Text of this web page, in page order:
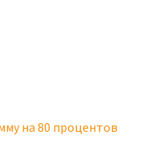
на 80 процентов